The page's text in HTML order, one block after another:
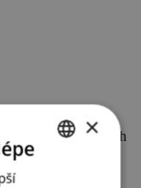
stylem, který bych
I celé polední
×